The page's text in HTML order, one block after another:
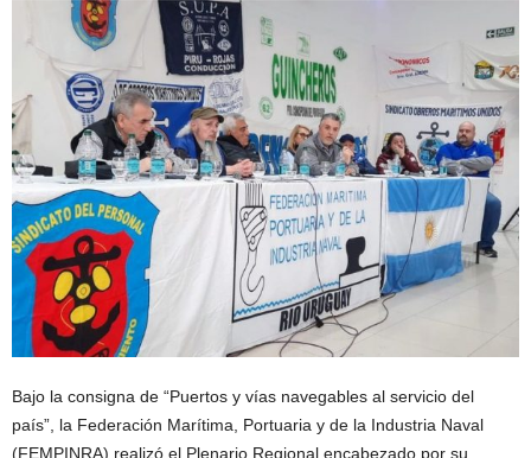
Bajo la consigna de “Puertos y vías navegables al servicio del
país”, la Federación Marítima, Portuaria y de la Industria Naval
(FEMPINRA) realizó el Plenario Regional encabezado por su